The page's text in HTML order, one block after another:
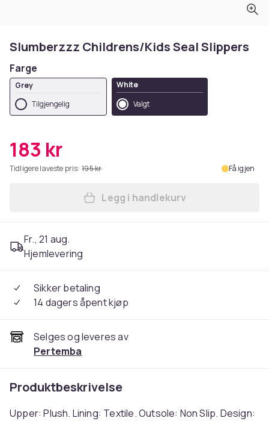
Slumberzzz Childrens/Kids Seal Slippers
Farge
Grey
Tilgjengelig
White
Valgt
183 kr
Tidligere laveste pris: 195 kr Få igjen
Legg Slumberzzz
Legg i handlekurv
Fr., 21 aug.
Hjemlevering
Sikker betaling
14 dagers åpent kjøp
Selges og leveres av
Pertemba
Produktbeskrivelse
Upper: Plush. Lining: Textile. Outsole: Non Slip. Design: